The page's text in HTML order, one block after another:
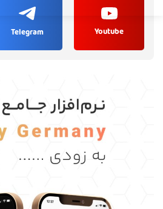
Youtube
Telegram